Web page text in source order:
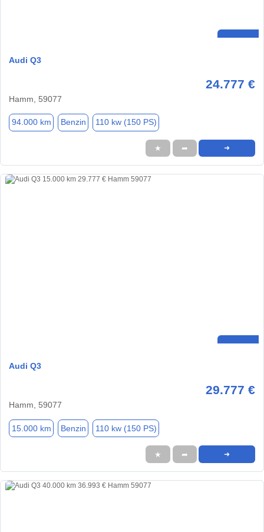
Audi Q3
24.777 €
Hamm, 59077
94.000 km Benzin 110 kw (150 PS)
★ ➦ ➜
Audi Q3
29.777 €
Hamm, 59077
15.000 km Benzin 110 kw (150 PS)
★ ➦ ➜